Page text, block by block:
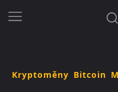
Kryptoměny Bitcoin